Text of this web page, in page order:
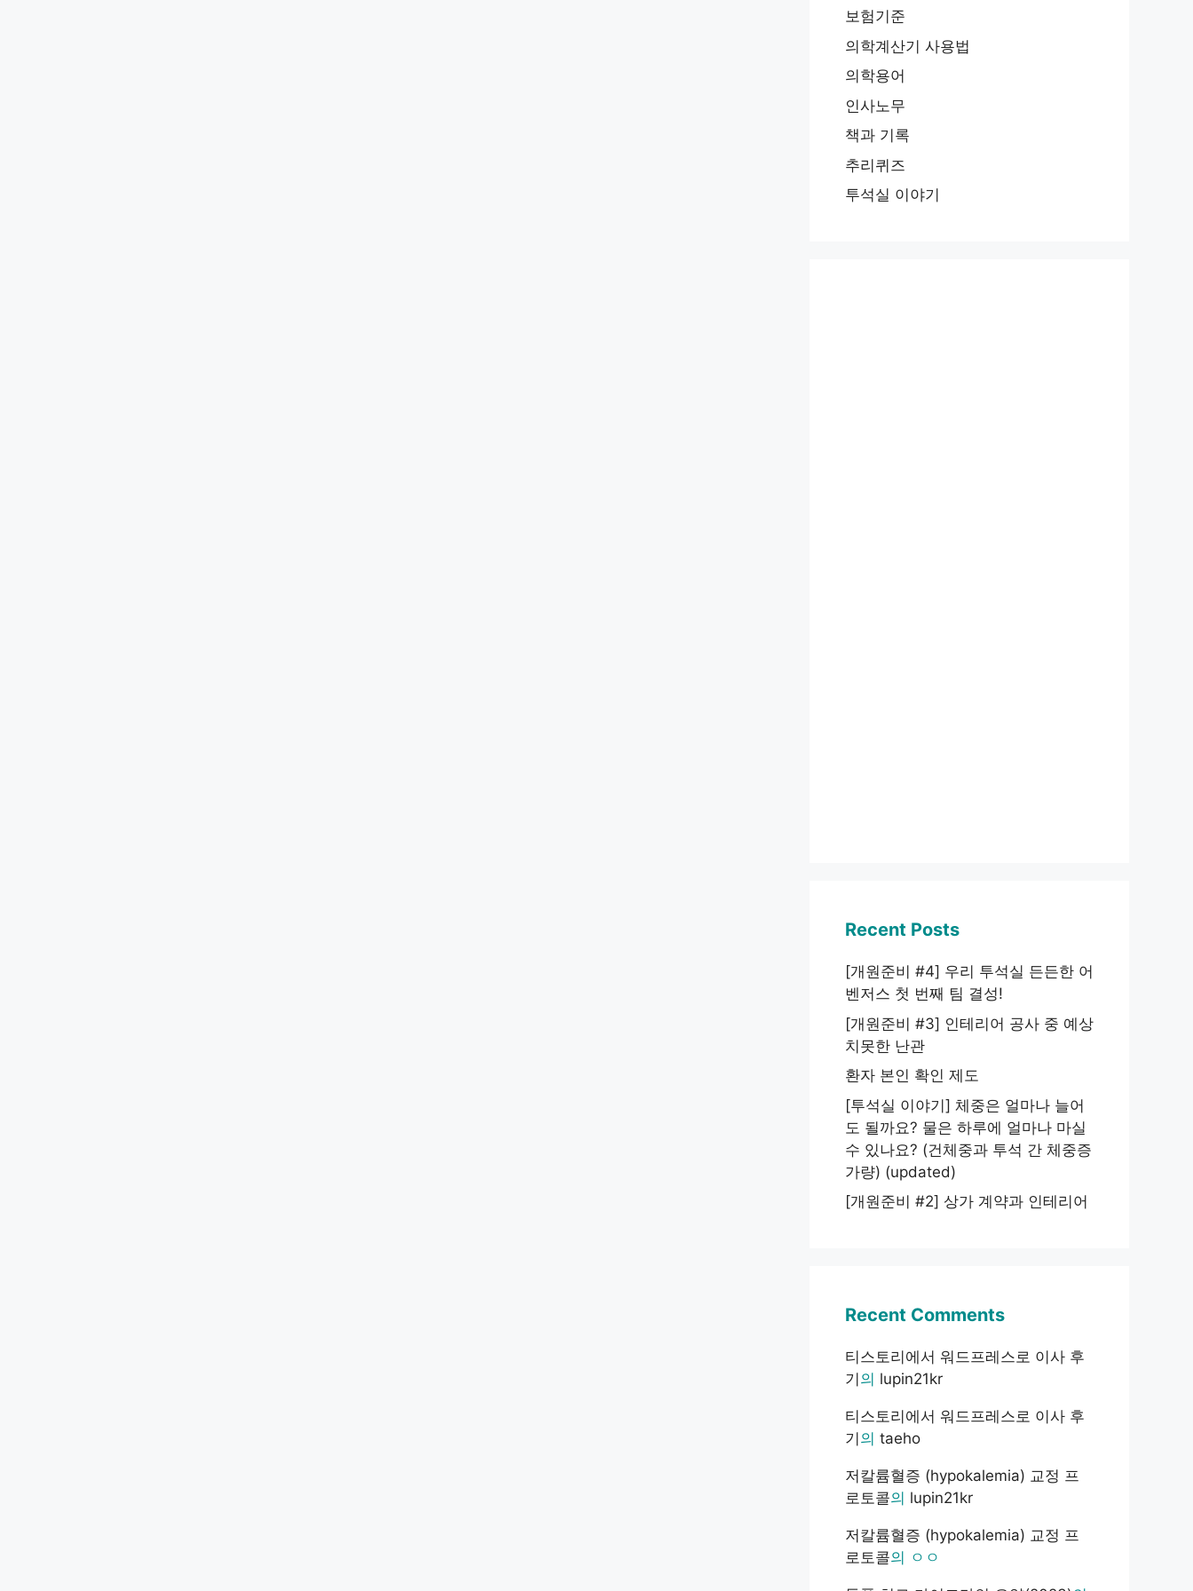
보험기준
의학계산기 사용법
의학용어
인사노무
책과 기록
추리퀴즈
투석실 이야기
Recent Posts
[개원준비 #4] 우리 투석실 든든한 어
벤저스 첫 번째 팀 결성!
[개원준비 #3] 인테리어 공사 중 예상
치못한 난관
환자 본인 확인 제도
[투석실 이야기] 체중은 얼마나 늘어
도 될까요? 물은 하루에 얼마나 마실
수 있나요? (건체중과 투석 간 체중증
가량) (updated)
[개원준비 #2] 상가 계약과 인테리어
Recent Comments
티스토리에서 워드프레스로 이사 후
기 의 lupin21kr
티스토리에서 워드프레스로 이사 후
기 의 taeho
저칼륨혈증 (hypokalemia) 교정 프
로토콜의 lupin21kr
저칼륨혈증 (hypokalemia) 교정 프
로토콜의 ㅇㅇ